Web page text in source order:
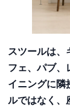
スツールは、
フェ、パブ、
イニングに隣
ルではなく、